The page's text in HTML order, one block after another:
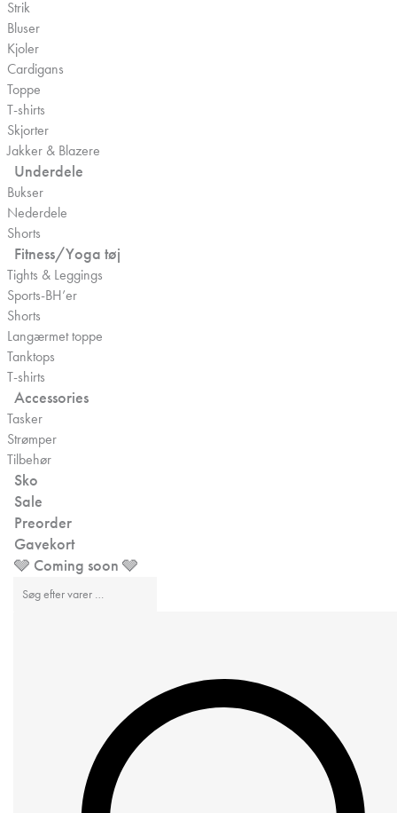
Strik
Bluser
Kjoler
Cardigans
Toppe
T-shirts
Skjorter
Jakker & Blazere
Underdele
Bukser
Nederdele
Shorts
Fitness/Yoga tøj
Tights & Leggings
Sports-BH’er
Shorts
Langærmet toppe
Tanktops
T-shirts
Accessories
Tasker
Strømper
Tilbehør
Sko
Sale
Preorder
Gavekort
🩶 Coming soon 🩶